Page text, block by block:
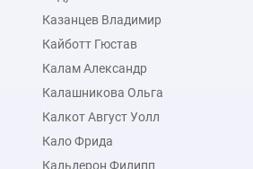
Казанцев Владимир
Кайботт Гюстав
Калам Александр
Калашникова Ольга
Калкот Август Уолл
Кало Фрида
Кальдерон Филипп